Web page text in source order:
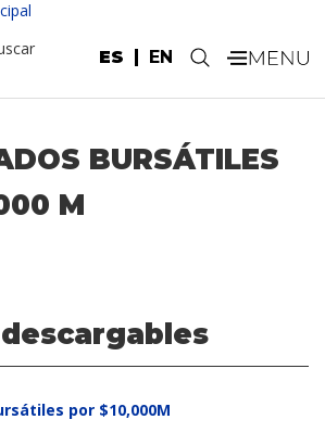
ES EN .
BURSÁTILES
M
por $10,000M